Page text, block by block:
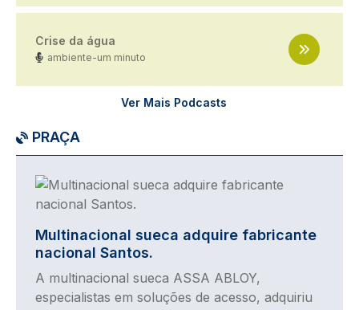
Crise da água
ambiente-um minuto
Ver Mais Podcasts
PRAÇA
Imagem
Multinacional sueca adquire fabricante
nacional Santos.
A multinacional sueca ASSA ABLOY,
especialistas em soluções de acesso, adquiriu